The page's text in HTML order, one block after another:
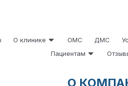
О клинике ОМС ДМС
Пациентам
О